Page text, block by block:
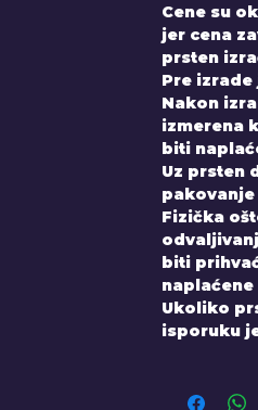
Cene su
jer cena
prsten
Pre
Nakon
izmerena
biti
Uz prsten
Fizička
biti
Ukoliko
isporuku